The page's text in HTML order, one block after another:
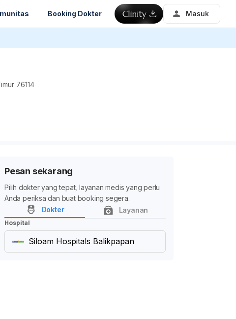
Booking Dokter Masuk
76114
Pesan sekarang
Pilih dokter yang tepat, layanan medis yang perlu
Anda periksa dan buat booking segera.
Dokter
Layanan
Hospital